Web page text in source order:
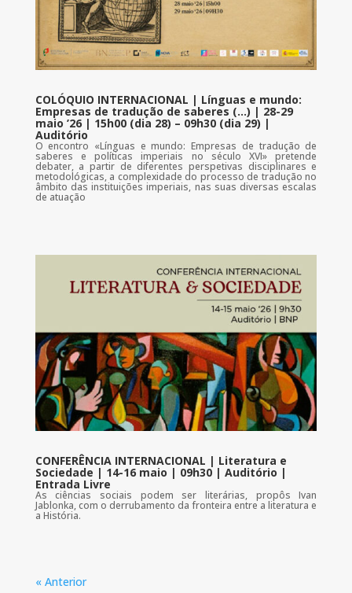
COLÓQUIO INTERNACIONAL | Línguas e mundo:
Empresas de tradução de saberes (…) | 28-29
maio ’26 | 15h00 (dia 28) – 09h30 (dia 29) |
Auditório
O encontro «Línguas e mundo: Empresas de tradução de
saberes e políticas imperiais no século XVI» pretende
debater, a partir de diferentes perspetivas disciplinares e
metodológicas, a complexidade do processo de tradução no
âmbito das instituições imperiais, nas suas diversas escalas
de atuação
CONFERÊNCIA INTERNACIONAL | Literatura e
Sociedade | 14-16 maio | 09h30 | Auditório |
Entrada Livre
As ciências sociais podem ser literárias, propôs Ivan
Jablonka, com o derrubamento da fronteira entre a literatura e
a História.
« Anterior